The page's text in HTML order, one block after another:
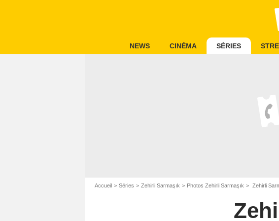
NEWS CINÉMA SÉRIES
Accueil Séries Zehirli Sarmaşık Photos Zehirli Sarmaşık Zehirli